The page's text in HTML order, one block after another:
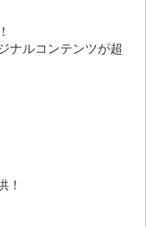
ナルコンテンツが超
！